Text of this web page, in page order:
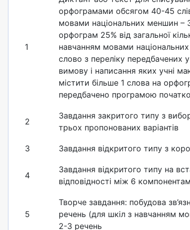
1
орфограмами обсягом 40-45
мовами національних меншин –
орфограм 25% від загальної
навчанням мовами
слово з переліку передбачених
вимову і написання яких учні
містити більше 1 слова на
передбачено програмою
2
Завдання закритого типу з
трьох пропонованих варіантів
3 Завдання відкритого типу з
4
Завдання відкритого типу на
відповідності між 6
5
Творче завдання: побудова
речень (для шкіл з навчанням
2-3 речень